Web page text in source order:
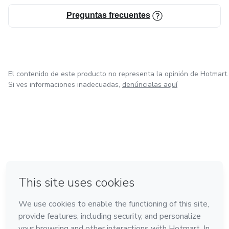
Preguntas frecuentes
El contenido de este producto no representa la opinión de Hotmart.
Si ves informaciones inadecuadas, denúncialas aquí
Hecho con❤ en Ciudad de México